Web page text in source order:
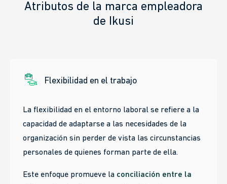
Atributos de la marca empleadora
de Ikusi
Flexibilidad en el trabajo
La flexibilidad en el entorno laboral se refiere a la
capacidad de adaptarse a las necesidades de la
organización sin perder de vista las circunstancias
personales de quienes forman parte de ella.
Este enfoque promueve la conciliación entre la